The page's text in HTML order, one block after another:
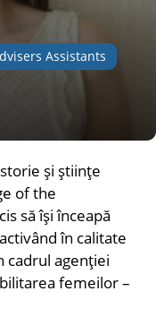
Assistants
și științe
of the
să își înceapă
în calitate
cadrul agenției
femeilor –